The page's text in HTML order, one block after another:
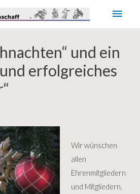
und ein
erfolgreiches
Wir wünschen
allen
Ehrenmitgliedern
und Mitgliedern,